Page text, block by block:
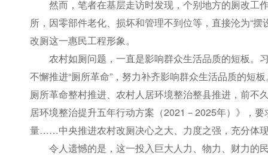
然而，笔者在基层走访时发现，个别地方的厕改工
所，因零部件老化、损坏和管理不到位等，直接沦为“摆
改厕这一惠民工程形象。
农村如厕问题，一直是影响群众生活品质的短板。
不懈推进“厕所革命”，努力补齐影响群众生活品质的短
厕所革命整村推进、农村人居环境整治整县推进，前不
居环境整治提升五年行动方案（2021－2025年）》，
量……中央推进农村改厕决心之大、力度之强，充分体
令人遗憾的是，这一投入巨大人力、物力、财力的